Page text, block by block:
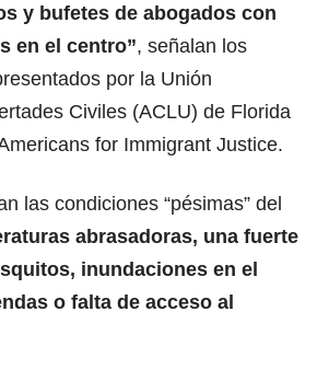
y bufetes de abogados con
en el centro”, señalan los
por la Unión
Civiles (ACLU) de Florida
for Immigrant Justice.
las condiciones “pésimas” del
abrasadoras, una fuerte
inundaciones en el
o falta de acceso al